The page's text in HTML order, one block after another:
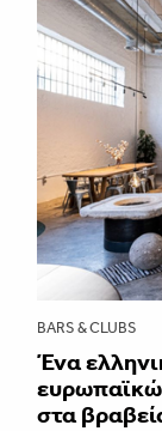
BARS & CLUBS
Ένα
στα